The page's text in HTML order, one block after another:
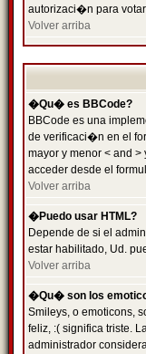
autorizaci�n para
Volver arriba
�Qu� es BBCode?
BBCode es una
de verificaci�n en el
mayor y menor < and
acceder desde el
Volver arriba
�Puedo usar HTML?
Depende de si el
estar habilitado, Ud.
Volver arriba
�Qu� son los
Smileys, o emoticons,
feliz, :( significa triste.
administrador